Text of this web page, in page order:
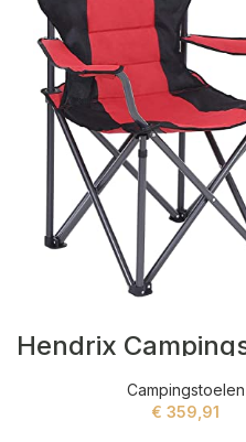
Campingstoelen
€ 359,91